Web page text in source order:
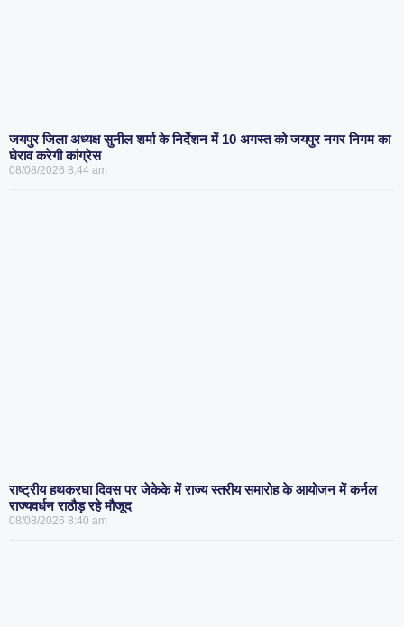
जयपुर जिला अध्यक्ष सुनील शर्मा के निर्देशन में 10 अगस्त को जयपुर नगर निगम का
घेराव करेगी कांग्रेस
08/08/2026 8:44 am
राष्ट्रीय हथकरघा दिवस पर जेकेके में राज्य स्तरीय समारोह के आयोजन में कर्नल
राज्यवर्धन राठौड़ रहे मौजूद
08/08/2026 8:40 am